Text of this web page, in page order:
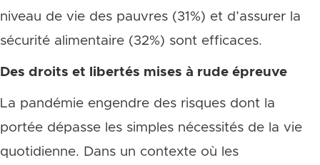
niveau de vie des pauvres (31%) et d’assurer la
sécurité alimentaire (32%) sont efficaces.
Des droits et libertés mises à rude épreuve
La pandémie engendre des risques dont la
portée dépasse les simples nécessités de la vie
quotidienne. Dans un contexte où les